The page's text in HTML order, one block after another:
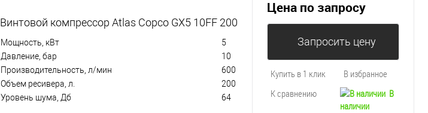
Винтовой компрессор Atlas Copco GX5 10FF 200
Мощность, кВт
5
Давление, бар
10
Производительность, л/мин
600
Объем ресивера, л.
200
Уровень шума, Дб
64
Цена по запросу
Запросить цену
Купить в 1 клик
В избранное
К сравнению
В
наличии